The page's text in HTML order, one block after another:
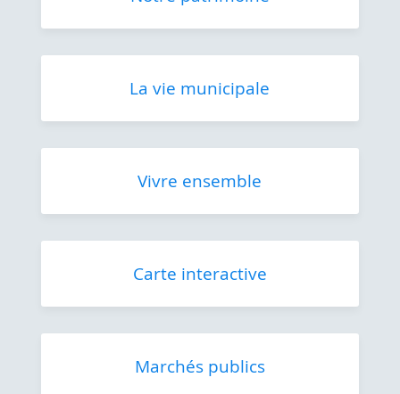
La vie municipale
Vivre ensemble
Carte interactive
Marchés publics